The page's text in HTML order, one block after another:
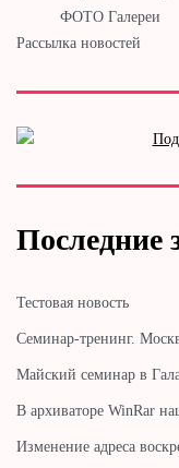
ФОТО Галереи
Рассылка новостей
Последние
Тестовая новость
Cеминар-тренинг.
Майский семинар в
В архиваторе WinRar
Изменение адреса